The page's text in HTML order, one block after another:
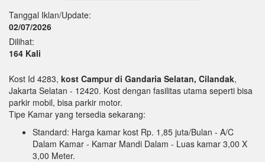
Tanggal Iklan/Update:
02/07/2026
Dilihat:
164 Kali
Kost Id 4283, kost Campur di Gandaria Selatan, Cilandak,
Jakarta Selatan - 12420. Kost dengan fasilitas utama seperti bisa
parkir mobil, bisa parkir motor.
Tipe Kamar yang tersedia sekarang:
Standard: Harga kamar kost Rp. 1,85 juta/Bulan - A/C
Dalam Kamar - Kamar Mandi Dalam - Luas kamar 3,00 X
3,00 Meter.